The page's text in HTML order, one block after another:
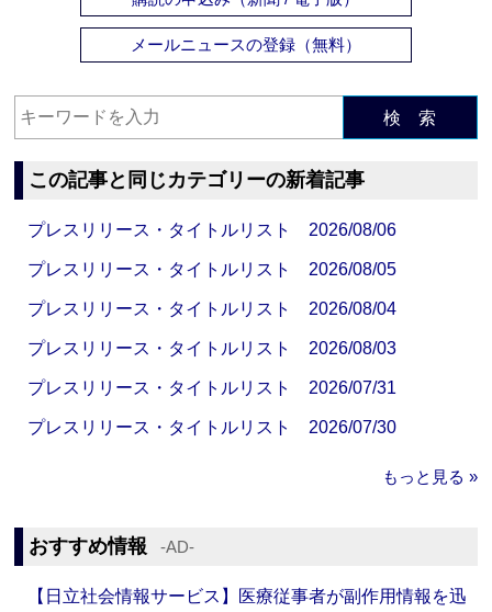
メールニュースの登録（無料）
検 索
この記事と同じカテゴリーの新着記事
プレスリリース・タイトルリスト 2026/08/06
プレスリリース・タイトルリスト 2026/08/05
プレスリリース・タイトルリスト 2026/08/04
プレスリリース・タイトルリスト 2026/08/03
プレスリリース・タイトルリスト 2026/07/31
プレスリリース・タイトルリスト 2026/07/30
もっと見る »
おすすめ情報 ‐AD‐
【日立社会情報サービス】医療従事者が副作用情報を迅